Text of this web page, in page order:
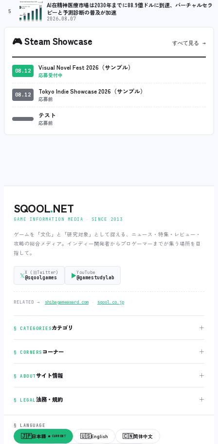
5
AI在精神医療市場は2030年までに88.9億ドルに到達、バーチャルセラ
ピーと予測診断の普及が加速
2026.08.07
🎮Steam Showcase すべて見る →
08.12 Visual Novel Fest 2026（サンプル）
応募受付中
08.12 Tokyo Indie Showcase 2026（サンプル）
応募前
テスト
応募前
SQOOL.NET
GAME INFORMATION MEDIA ‧ SINCE 2013
ゲームを「文化」と「研究対象」として捉える、ニュース・特集・レビュー・
攻略の総合メディア。インディー開発者からプロゲーマーまでが集う場所を目
指して。
𝕏X (旧Twitter)
@sqoolgames ▶YouTube
@gamestudylab
RELATED → shibagameaward.com ‧ sqool.co.jp
§ CATEGORIESカテゴリ ＋
§ CORNERS コーナー ＋
§ ABOUTサイト情報 ＋
§ LEGAL法務・規約 ＋
§ LANGUAGE
🇯🇵日本語 ● CURRENT 🇺🇸English 🇨🇳简体中文